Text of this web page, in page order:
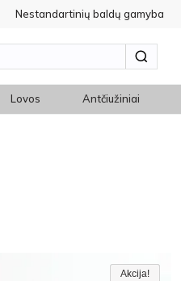
Nestandartinių baldų gamyba
Lovos Antčiužiniai
Akcija!
Akcija
Akcija!